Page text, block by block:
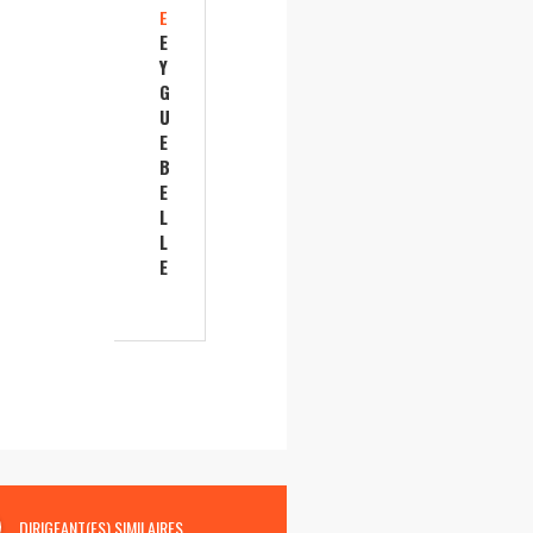
E
E
Y
G
U
E
B
E
L
L
E
DIRIGEANT(ES) SIMILAIRES